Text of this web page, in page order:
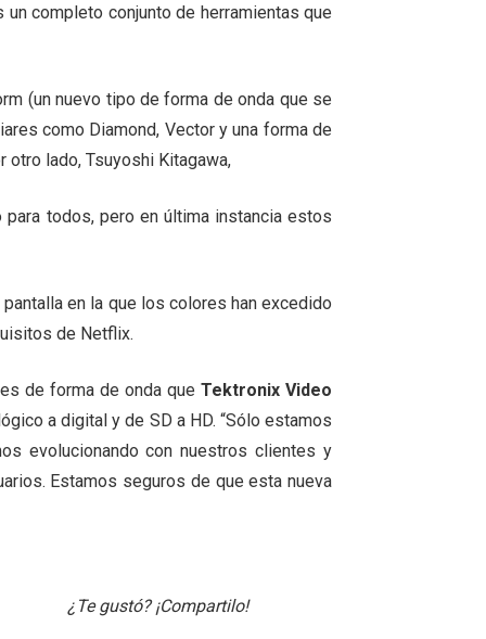
completo conjunto de herramientas que
(un nuevo tipo de forma de onda que se
como Diamond, Vector y una forma de
otro lado, Tsuyoshi Kitagawa,
para todos, pero en última instancia estos
en la que los colores han excedido
de Netflix.
de forma de onda que Tektronix Video
a digital y de SD a HD. “Sólo estamos
evolucionando con nuestros clientes y
Estamos seguros de que esta nueva
¿Te gustó? ¡Compartilo!